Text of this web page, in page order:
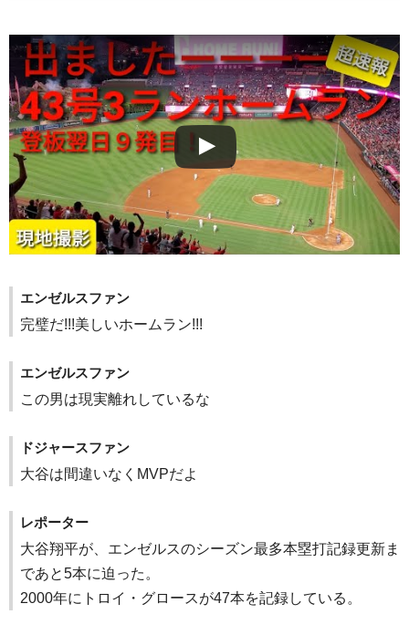
エンゼルスファン
完璧だ!!!美しいホームラン!!!
エンゼルスファン
この男は現実離れしているな
ドジャースファン
大谷は間違いなくMVPだよ
レポーター
大谷翔平が、エンゼルスのシーズン最多本塁打記録更新ま
であと5本に迫った。
2000年にトロイ・グロースが47本を記録している。